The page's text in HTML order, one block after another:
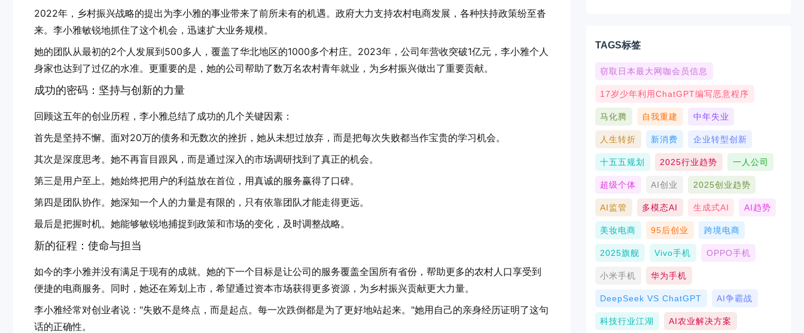
2022年，乡村振兴战略的提出为李小雅的事业带来了前所未有的机遇。政府大力支持农村电商发展，各种扶持政策纷至沓
来。李小雅敏锐地抓住了这个机会，迅速扩大业务规模。
她的团队从最初的2个人发展到500多人，覆盖了华北地区的1000多个村庄。2023年，公司年营收突破1亿元，李小雅个人
身家也达到了过亿的水准。更重要的是，她的公司帮助了数万名农村青年就业，为乡村振兴做出了重要贡献。
成功的密码：坚持与创新的力量
回顾这五年的创业历程，李小雅总结了成功的几个关键因素：
首先是坚持不懈。面对20万的债务和无数次的挫折，她从未想过放弃，而是把每次失败都当作宝贵的学习机会。
其次是深度思考。她不再盲目跟风，而是通过深入的市场调研找到了真正的机会。
第三是用户至上。她始终把用户的利益放在首位，用真诚的服务赢得了口碑。
第四是团队协作。她深知一个人的力量是有限的，只有依靠团队才能走得更远。
最后是把握时机。她能够敏锐地捕捉到政策和市场的变化，及时调整战略。
新的征程：使命与担当
如今的李小雅并没有满足于现有的成就。她的下一个目标是让公司的服务覆盖全国所有省份，帮助更多的农村人口享受到
便捷的电商服务。同时，她还在筹划上市，希望通过资本市场获得更多资源，为乡村振兴贡献更大力量。
李小雅经常对创业者说："失败不是终点，而是起点。每一次跌倒都是为了更好地站起来。"她用自己的亲身经历证明了这句
话的正确性。
TAGS标签
窃取日本最大网咖会员信息
17岁少年利用ChatGPT编写恶意程序
马化腾 自我重建 中年失业
人生转折 新消费 企业转型创新
十五五规划 2025行业趋势 一人公司
超级个体 AI创业 2025创业趋势
AI监管 多模态AI 生成式AI AI趋势
美妆电商 95后创业 跨境电商
2025旗舰 Vivo手机 OPPO手机
小米手机 华为手机
DeepSeek VS ChatGPT AI争霸战
科技行业江湖 AI农业解决方案